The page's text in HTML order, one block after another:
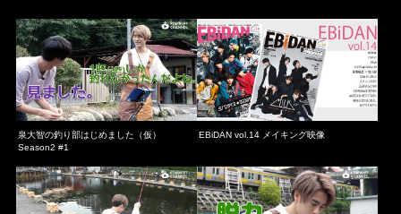
泉大智の釣り部はじめました（仮）
Season2 #1
EBiDAN vol.14 メイキング映像